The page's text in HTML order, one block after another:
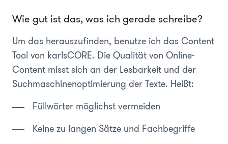
Wie gut ist das, was ich gerade schreibe?
Um das herauszufinden, benutze ich das Content
Tool von karlsCORE. Die Qualität von Online-
Content misst sich an der Lesbarkeit und der
Suchmaschinenoptimierung der Texte. Heißt:
Füllwörter möglichst vermeiden
Keine zu langen Sätze und Fachbegriffe